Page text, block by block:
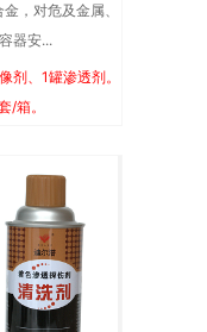
，对危及金属、
器安...
剂、1罐渗透剂。
/箱。